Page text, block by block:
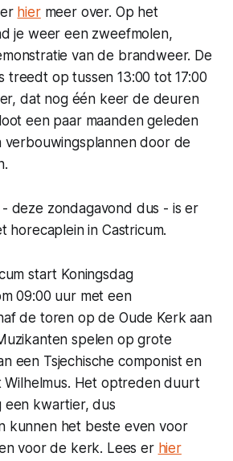
hiermeer over. Op het
je weer een zweefmolen,
van de brandweer. De
treedt op tussen 13:00 tot 17:00
dat nog één keer de deuren
een paar maanden geleden
verbouwingsplannen door de
- deze zondagavond dus - is er
horecaplein in Castricum.
start Koningsdag
09:00 uur met een
de toren op de Oude Kerk aan
spelen op grote
een Tsjechische componist en
Wilhelmus. Het optreden duurt
een kwartier, dus
kunnen het beste even voor
voor de kerk. Lees er hier